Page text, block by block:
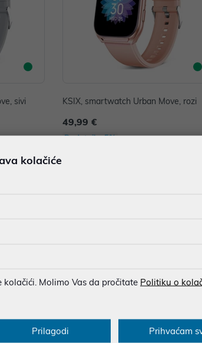
sivi KSIX, smartwatch Urban Move, rozi
49,99 €
Dodatnih -5% uz
KSIX, smartwatch Hero
kolačiće
Molimo Vas da pročitate Politiku o
Prilagodi Prihvaćam